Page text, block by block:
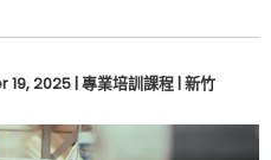
2025 | 專業培訓課程 | 新竹